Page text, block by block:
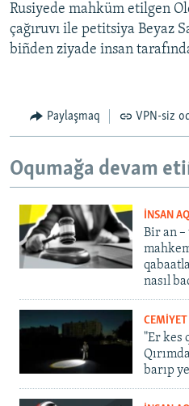
Rusiyede mahküm etilgen
çağıruvı ile petitsiya Beyaz
biñden ziyade insan
Paylaşmaq VPN-siz
Oqumağa devam
İNSAN
Bir an –
nasıl
CEMİYET
"Er kes
barıp